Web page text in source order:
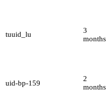
tuuid_lu
3
months
uid-bp-159
2
months